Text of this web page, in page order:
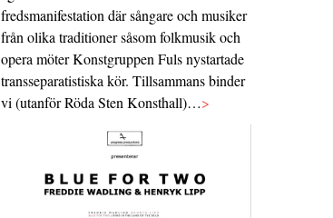
fredsmanifestation där sångare och musiker
från olika traditioner såsom folkmusik och
opera möter Konstgruppen Fuls nystartade
transseparatistiska kör. Tillsammans binder
vi (utanför Röda Sten Konsthall)…>